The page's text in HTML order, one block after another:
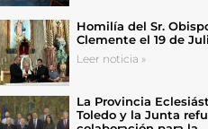
Homilía del Sr.
Clemente el 19 de
Leer noticia »
La Provincia
Toledo y la Junta